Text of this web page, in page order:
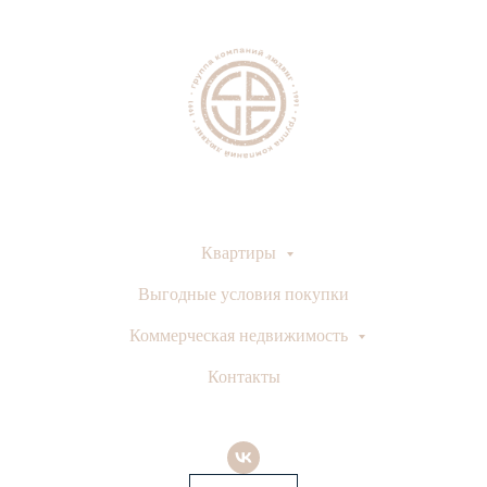
Квартиры
Выгодные условия покупки
Коммерческая недвижимость
Контакты